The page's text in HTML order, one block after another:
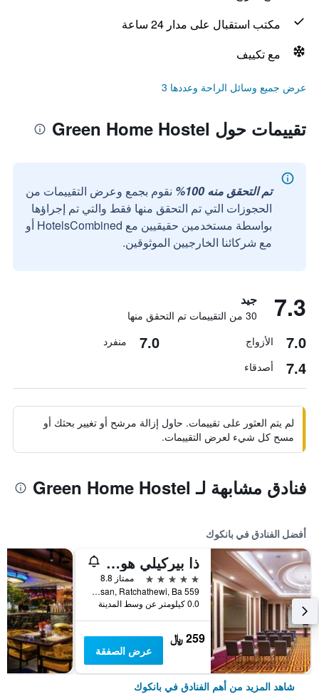
مكتب استقبال على مدار 24 ساعة
مع تكييف
عرض جميع وسائل الراحة وعددها 3
تقييمات حول Green Home Hostel
تم التحقق منه 100%
نقوم بجمع وعرض التقييمات من
الحجوزات التي تم التحقق منها فقط والتي تم إجراؤها
بواسطة مستخدمين حقيقيين مع HotelsCombined أو
مع شركائنا الخارجيين الموثوقين.
7.3 جيد
30 من التقييمات تم التحقق منها
7.0 الأزواج 7.0 منفرد
7.4 أصدقاء
لم يتم العثور على تقييمات. حاول إزالة مرشح أو تغيير بحثك أو
مسح كل شيء لعرض التقييمات.
فنادق مشابهة لـ Green Home Hostel
أفضل الفنادق في بانكوك
ذا بيركيلي هوتل براتونام
5 نجوم
ممتاز 8.8
559 Ratcharaprarop Rd., Makkasan, Ratchathewi, Ba, بانكوك, تايلاند
0.0 كيلومتر عن وسط المدينة
259 ﷼
عرض الصفقة
شاهد المزيد من أهم الفنادق في بانكوك